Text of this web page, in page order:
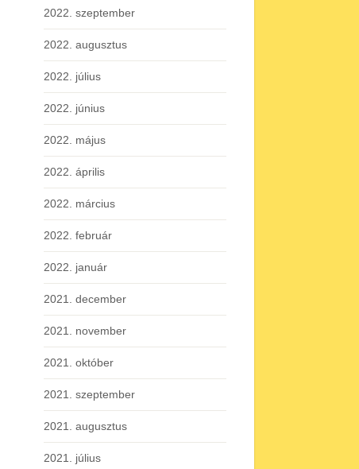
2022. szeptember
2022. augusztus
2022. július
2022. június
2022. május
2022. április
2022. március
2022. február
2022. január
2021. december
2021. november
2021. október
2021. szeptember
2021. augusztus
2021. július